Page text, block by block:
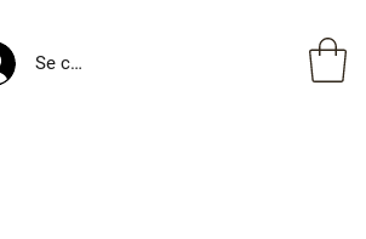
Se connecter